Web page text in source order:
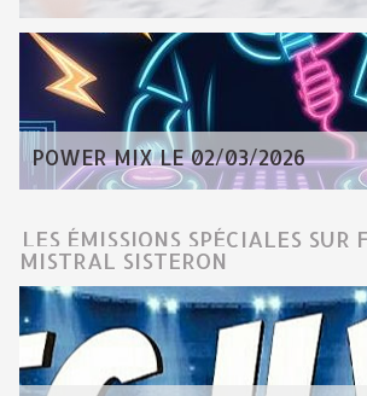
POWER MIX LE 02/03/2026
LES ÉMISSIONS SPÉCIALES SUR
MISTRAL SISTERON